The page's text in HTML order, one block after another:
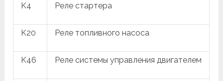
K4 Реле стартера
K20 Реле топливного насоса
K46 Реле системы управления двигателем